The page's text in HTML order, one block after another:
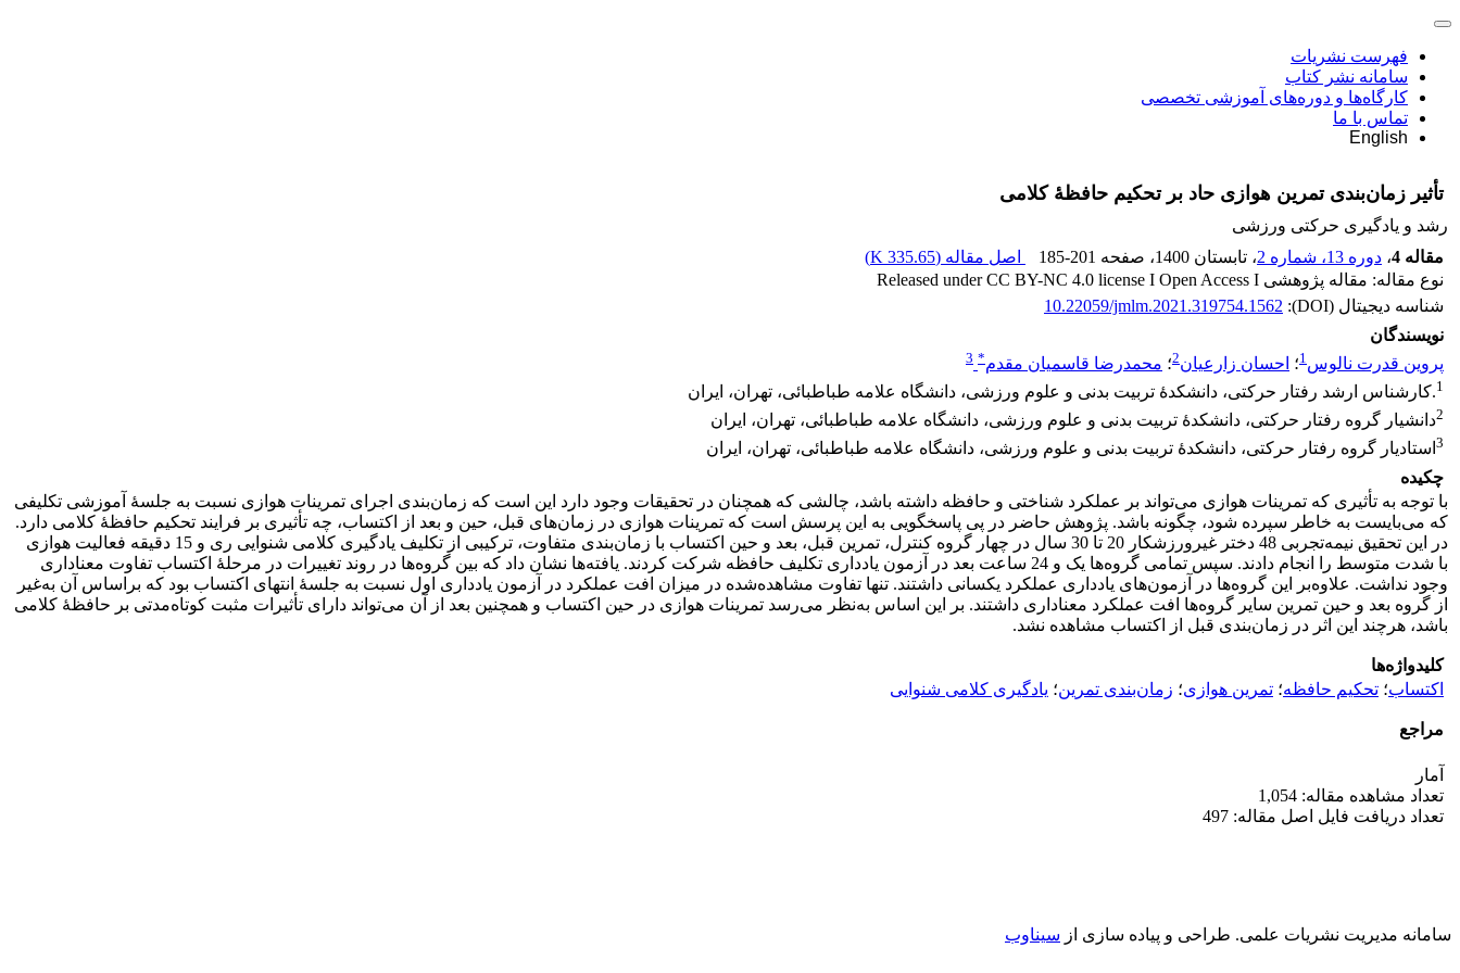
فهرست نشریات
سامانه نشر کتاب
کارگاه‌ها و دوره‌های آموزشی تخصصی
تماس با ما
English
تأثیر زمان‌بندی تمرین هوازی حاد بر تحکیم حافظۀ کلامی
رشد و یادگیری حرکتی ورزشی
مقاله 4
، دوره 13، شماره 2 ، تابستان 1400 ، صفحه 185-201 اصل مقاله (335.65 K
)
نوع مقاله: مقاله پژوهشی Released under CC BY-NC 4.0 license I Open Access I
شناسه دیجیتال (DOI):
10.22059/jmlm.2021.319754.1562
نویسندگان
پروین قدرت نالوس1؛ احسان زارعیان2؛ محمدرضا قاسمیان مقدم*
3
1.کارشناس ارشد رفتار حرکتی، دانشکدۀ تربیت بدنی و علوم ورزشی، دانشگاه علامه طباطبائی، تهران، ایران
2دانشیار گروه رفتار حرکتی، دانشکدۀ تربیت بدنی و علوم ورزشی، دانشگاه علامه طباطبائی، تهران، ایران
3 استادیار گروه رفتار حرکتی، دانشکدۀ تربیت بدنی و علوم ورزشی، دانشگاه علامه طباطبائی، تهران، ایران
چکیده
با توجه به تأثیری که تمرینات هوازی می‌تواند بر عملکرد شناختی و حافظه داشته باشد، چالشی که همچنان در تحقیقات وجود دارد این است که زمان‌بندی اجرای تمرینات هوازی نسبت به جلسۀ آموزشی تکلیفی
که می‌بایست به خاطر سپرده شود، چگونه باشد. پژوهش حاضر در پی پاسخگویی به این پرسش است که تمرینات هوازی در زمان‌های قبل، حین و بعد از اکتساب، چه تأثیری بر فرایند تحکیم حافظۀ کلامی دارد.
در این تحقیق نیمه‌تجربی 48 دختر غیرورزشکار 20 تا 30 سال در چهار گروه کنترل، تمرین قبل، بعد و حین اکتساب با زمان‌بندی متفاوت، ترکیبی از تکلیف یادگیری کلامی شنوایی ری و 15 دقیقه فعالیت هوازی
با شدت متوسط را انجام دادند. سپس تمامی گروه‌ها یک و 24 ساعت بعد در آزمون یادداری تکلیف حافظه شرکت کردند. یافته‌ها نشان داد که بین گروه‌ها در روند تغییرات در مرحلۀ اکتساب تفاوت معناداری
وجود نداشت. علاوه‌بر این گروه‌ها در آزمون‌های یادداری عملکرد یکسانی داشتند. تنها تفاوت مشاهده‌شده در میزان افت عملکرد در آزمون یادداری اول نسبت به جلسۀ انتهای اکتساب بود که براساس آن به‌غیر
از گروه بعد و حین تمرین سایر گروه‌ها افت عملکرد معناداری داشتند. بر این اساس به‌نظر می‌رسد تمرینات هوازی در حین اکتساب و همچنین بعد از آن می‌تواند دارای تأثیرات مثبت کوتاه‌مدتی بر حافظۀ کلامی
باشد، هرچند این اثر در زمان‌بندی قبل از اکتساب مشاهده نشد.
کلیدواژه‌ها
اکتساب؛ تحکیم حافظه؛ تمرین هوازی؛ زمان‌بندی تمرین؛ یادگیری کلامی شنوایی
مراجع
آمار
تعداد مشاهده مقاله: 1,054
تعداد دریافت فایل اصل مقاله: 497
سامانه مدیریت نشریات علمی. طراحی و پیاده سازی از سیناوب